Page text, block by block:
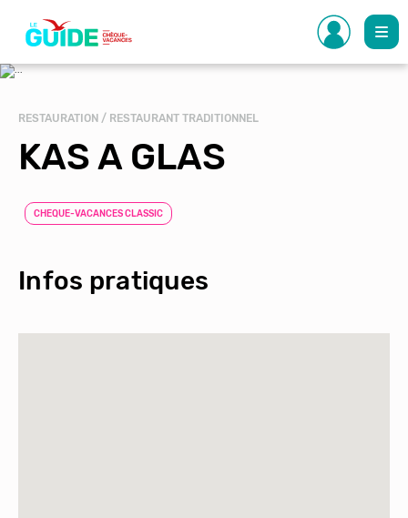
contenu
principal
RESTAURATION / RESTAURANT TRADITIONNEL
KAS A GLAS
CHEQUE-VACANCES CLASSIC
Infos pratiques